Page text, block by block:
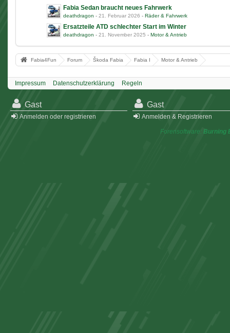
Fabia Sedan braucht neues Fahrwerk
deathdragon - 21. Februar 2026 - Räder & Fahrwerk
Ersatzteile ATD schlechter Start im Winter
deathdragon - 21. November 2025 - Motor & Antrieb
Fabia4Fun Forum Škoda Fabia Fabia I Motor & Antrieb
Impressum Datenschutzerklärung Regeln
Gast
Anmelden oder registrieren
Gast
Anmelden & Registrieren
Forensoftware: Burning